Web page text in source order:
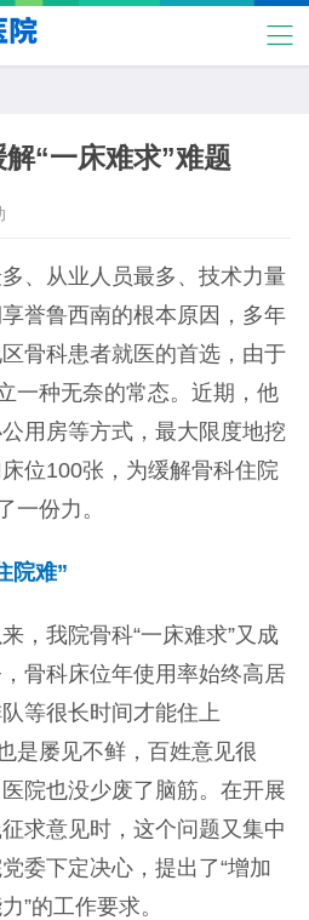
“一床难求”难题
从业人员最多、技术力量
誉鲁西南的根本原因，多年
骨科患者就医的首选，由于
一种无奈的常态。近期，他
用房等方式，最大限度地挖
位100张，为缓解骨科住院
一份力。
院难”
我院骨科“一床难求”又成
骨科床位年使用率始终高居
等很长时间才能住上
是屡见不鲜，百姓意见很
院也没少废了脑筋。在开展
求意见时，这个问题又集中
委下定决心，提出了“增加
”的工作要求。